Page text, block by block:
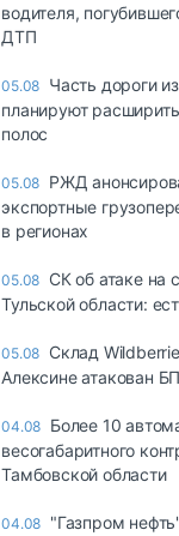
водителя,
ДТП
05.08 Часть дороги
планируют
полос
05.08 РЖД
экспортные
в регионах
05.08 СК об атаке на
Тульской области:
05.08 Склад
Алексине атакован
04.08 Более 10
весогабаритного
Тамбовской области
04.08 "Газпром